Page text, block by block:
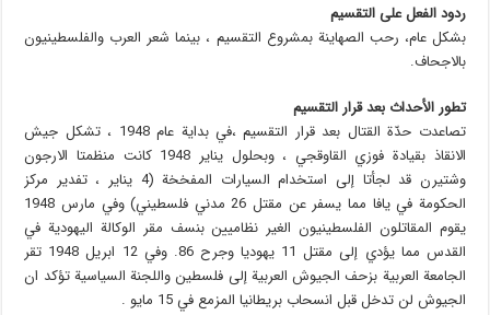
ردود الفعل على التقسيم
بشكل عام، رحب الصهاينة بمشروع التقسيم ، بينما شعر العرب والفلسطينيون
بالاجحاف.
تطور الأحداث بعد قرار التقسيم
تصاعدت حدّة القتال بعد قرار التقسيم ،في بداية عام 1948 ، تشكل جيش
الانقاذ بقيادة فوزي القاوقجي ، وبحلول يناير 1948 كانت منظمتا الارجون
وشتيرن قد لجأتا إلى استخدام السيارات المفخخة (4 يناير ، تفدير مركز
الحكومة في يافا مما يسفر عن مقتل 26 مدني فلسطيني) وفي مارس 1948
يقوم المقاتلون الفلسطينيون الغير نظاميين بنسف مقر الوكالة اليهودية في
القدس مما يؤدي إلى مقتل 11 يهوديا وجرح 86. وفي 12 ابريل 1948 تقر
الجامعة العربية بزحف الجيوش العربية إلى فلسطين واللجنة السياسية تؤكد ان
الجيوش لن تدخل قبل انسحاب بريطانيا المزمع في 15 مايو .